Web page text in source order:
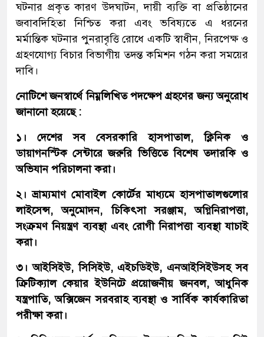
ঘটনার প্রকৃত কারণ উদঘাটন, দায়ী ব্যক্তি বা প্রতিষ্ঠানের
জবাবদিহিতা নিশ্চিত করা এবং ভবিষ্যতে এ ধরনের
মর্মান্তিক ঘটনার পুনরাবৃত্তি রোধে একটি স্বাধীন, নিরপেক্ষ ও
গ্রহণযোগ্য বিচার বিভাগীয় তদন্ত কমিশন গঠন করা সময়ের
দাবি।
নোটিশে জনস্বার্থে নিম্নলিখিত পদক্ষেপ গ্রহণের জন্য অনুরোধ
জানানো হয়েছে :
১। দেশের সব বেসরকারি হাসপাতাল, ক্লিনিক ও
ডায়াগনস্টিক সেন্টারে জরুরি ভিত্তিতে বিশেষ তদারকি ও
অভিযান পরিচালনা করা।
২। ভ্রাম্যমাণ মোবাইল কোর্টের মাধ্যমে হাসপাতালগুলোর
লাইসেন্স, অনুমোদন, চিকিৎসা সরঞ্জাম, অগ্নিনিরাপত্তা,
সংক্রমণ নিয়ন্ত্রণ ব্যবস্থা এবং রোগী নিরাপত্তা ব্যবস্থা যাচাই
করা।
৩। আইসিইউ, সিসিইউ, এইচডিইউ, এনআইসিইউসহ সব
ক্রিটিক্যাল কেয়ার ইউনিটে প্রয়োজনীয় জনবল, আধুনিক
যন্ত্রপাতি, অক্সিজেন সরবরাহ ব্যবস্থা ও সার্বিক কার্যকারিতা
পরীক্ষা করা।